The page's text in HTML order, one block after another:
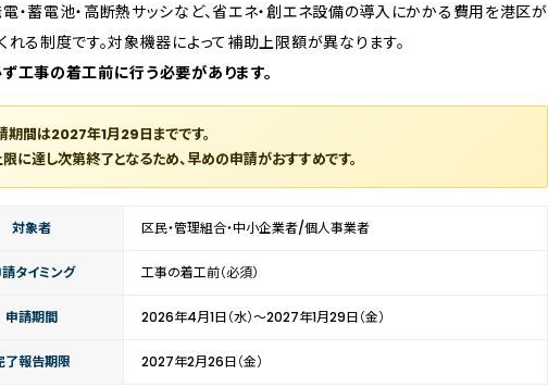
・蓄電池・高断熱サッシなど、省エネ・創エネ設備の導入にかかる費用を港区が
れる制度です。対象機器によって補助上限額が異なります。
工事の着工前に行う必要があります。
期間は2027年1月29日までです。
に達し次第終了となるため、早めの申請がおすすめです。
対象者 区民・管理組合・中小企業者/個人事業者
タイミング 工事の着工前（必須）
申請期間 2026年4月1日（水）〜2027年1月29日（金）
了報告期限 2027年2月26日（金）